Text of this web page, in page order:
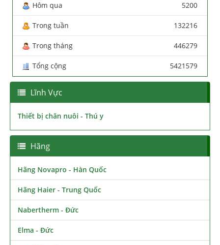
Hôm qua 5200
Trong tuần 132216
Trong tháng 446279
Tổng cộng 5421579
Lĩnh Vực
Thiết bị chăn nuôi - Thú y
Hãng
Hãng Novapro - Hàn Quốc
Hãng Haier - Trung Quốc
Nabertherm - Đức
Elma - Đức